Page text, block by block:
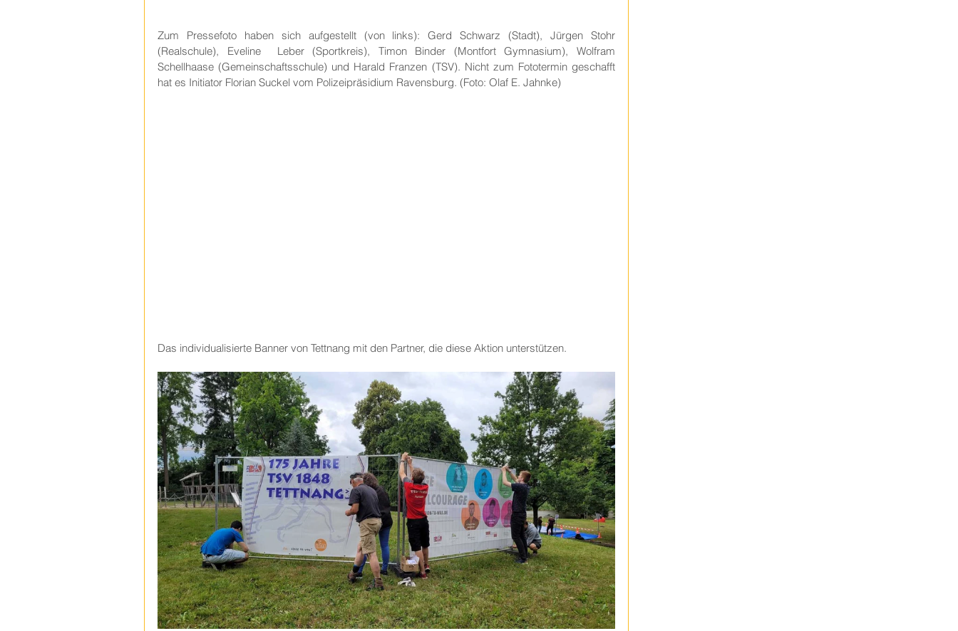
Zum Pressefoto haben sich aufgestellt (von links): Gerd Schwarz (Stadt), Jürgen Stohr
(Realschule), Eveline  Leber (Sportkreis), Timon Binder (Montfort Gymnasium), Wolfram
Schellhaase (Gemeinschaftsschule) und Harald Franzen (TSV). Nicht zum Fototermin geschafft
hat es Initiator Florian Suckel vom Polizeipräsidium Ravensburg. (Foto: Olaf E. Jahnke)
Das individualisierte Banner von Tettnang mit den Partner, die diese Aktion unterstützen.